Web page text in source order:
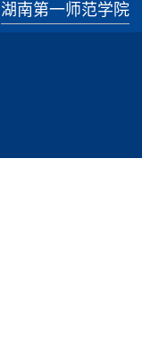
湖南第一师范学院